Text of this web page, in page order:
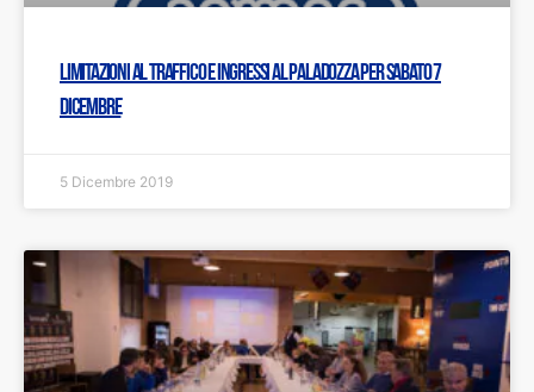
Limitazioni al traffico e ingressi al PalaDozza per sabato 7
dicembre
5 Dicembre 2019